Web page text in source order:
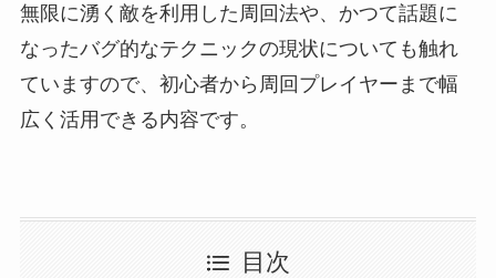
無限に湧く敵を利用した周回法や、かつて話題に
なったバグ的なテクニックの現状についても触れ
ていますので、初心者から周回プレイヤーまで幅
広く活用できる内容です。
目次